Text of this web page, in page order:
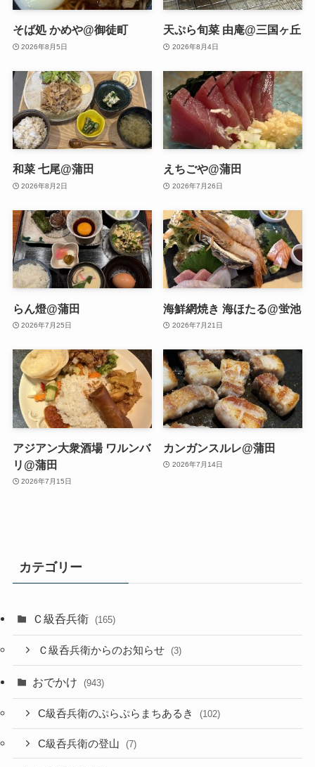
そば処 かめや@御徒町
2026年8月5日
天ぷら旬菜 由庵@三国ヶ丘
2026年8月4日
和菜 七尾@蒲田
2026年8月2日
えちごや@蒲田
2026年7月26日
らん燈@蒲田
2026年7月25日
海鮮網焼き 海ほたる@蛍池
2026年7月21日
アジアン大衆酒場 ワルンバ
リ@蒲田
2026年7月15日
カンガンスルレ@蒲田
2026年7月14日
カテゴリー
Ｃ級呑兵衛 (165)
Ｃ級呑兵衛からのお知らせ (3)
おでかけ (943)
C級呑兵衛のぷらぷらまちあるき (102)
C級呑兵衛の登山 (7)